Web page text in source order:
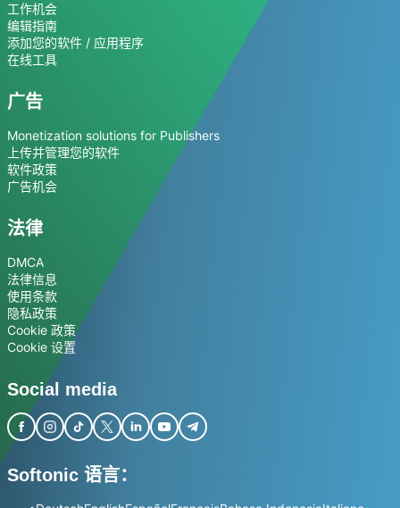
工作机会
编辑指南
添加您的软件 / 应用程序
在线工具
广告
Monetization solutions for Publishers
上传并管理您的软件
软件政策
广告机会
法律
DMCA
法律信息
使用条款
隐私政策
Cookie 政策
Cookie 设置
Social media
Softonic 语言：